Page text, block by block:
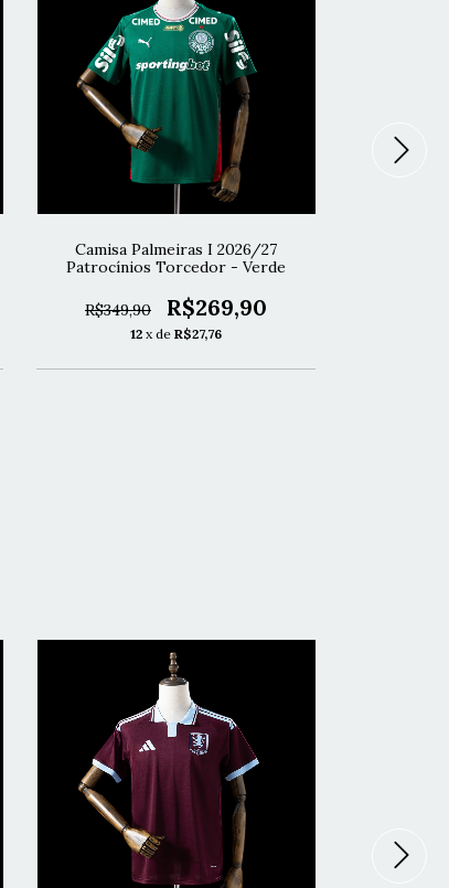
Camisa Palmeiras I 2026/27
Patrocínios Torcedor - Verde
R$349,90 R$269,90
12 x de R$27,76